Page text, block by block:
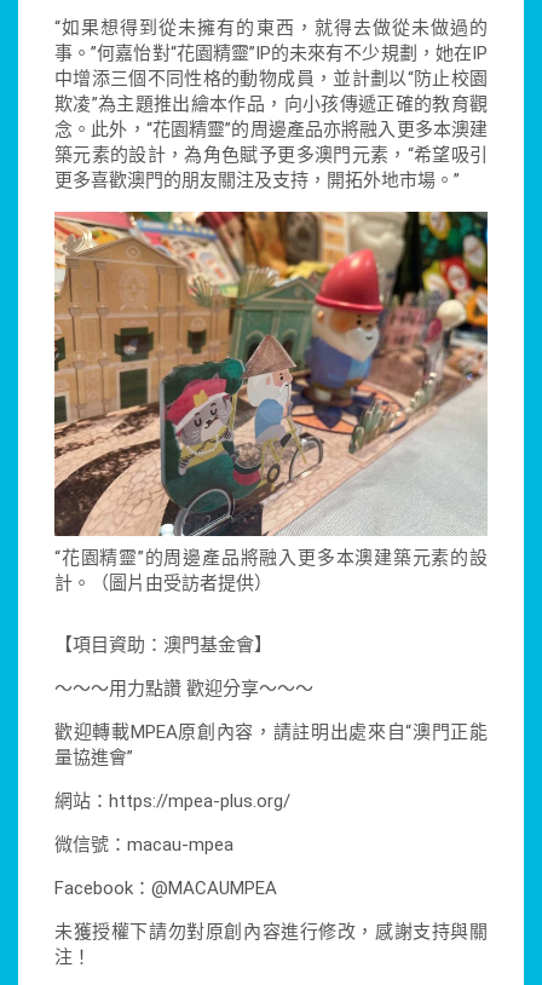
“如果想得到從未擁有的東西，就得去做從未做過的
事。”何嘉怡對“花園精靈”IP的未來有不少規劃，她在IP
中增添三個不同性格的動物成員，並計劃以“防止校園
欺凌”為主題推出繪本作品，向小孩傳遞正確的教育觀
念。此外，“花園精靈”的周邊產品亦將融入更多本澳建
築元素的設計，為角色賦予更多澳門元素，“希望吸引
更多喜歡澳門的朋友關注及支持，開拓外地市場。”
“花園精靈”的周邊產品將融入更多本澳建築元素的設
計。（圖片由受訪者提供）
【項目資助：澳門基金會】
～～～用力點讚 歡迎分享～～～
歡迎轉載MPEA原創內容，請註明出處來自“澳門正能
量協進會”
網站：https://mpea-plus.org/
微信號：macau-mpea
Facebook：@MACAUMPEA
未獲授權下請勿對原創內容進行修改，感謝支持與關
注！